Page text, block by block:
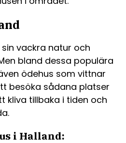
vackra natur och
bland dessa populära
ödehus som vittnar
besöka sådana platser
kliva tillbaka i tiden och
i Halland: